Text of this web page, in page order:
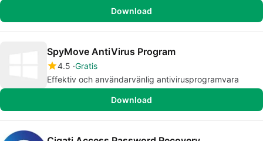
Download
SpyMove AntiVirus Program
4.5 Gratis
Effektiv och användarvänlig antivirusprogramvara
Download